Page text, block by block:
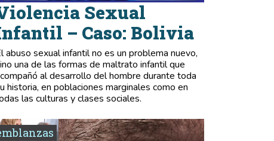
Sexual
– Caso: Bolivia
abuso sexual infantil no es un problema nuevo,
una de las formas de maltrato infantil que
al desarrollo del hombre durante toda
historia, en poblaciones marginales como en
las culturas y clases sociales.